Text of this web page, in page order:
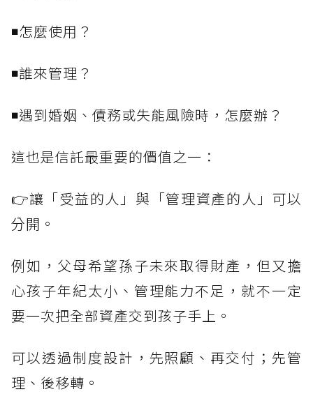
◾怎麼使用？
◾誰來管理？
◾遇到婚姻、債務或失能風險時，怎麼辦？
這也是信託最重要的價值之一：
👉讓「受益的人」與「管理資產的人」可以
分開。
例如，父母希望孫子未來取得財產，但又擔
心孩子年紀太小、管理能力不足，就不一定
要一次把全部資產交到孩子手上。
可以透過制度設計，先照顧、再交付；先管
理、後移轉。